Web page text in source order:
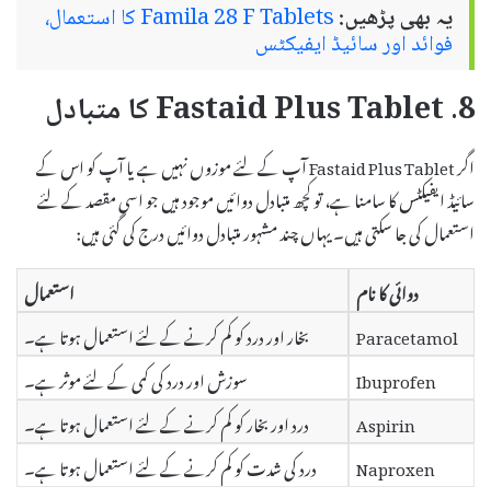
یہ بھی پڑھیں: Famila 28 F Tablets کا استعمال،
فوائد اور سائیڈ ایفیکٹس
8. Fastaid Plus Tablet کا متبادل
اگر Fastaid Plus Tablet آپ کے لئے موزوں نہیں ہے یا آپ کو اس کے
سائیڈ ایفیکٹس کا سامنا ہے، تو کچھ متبادل دوائیں موجود ہیں جو اسی مقصد کے لئے
استعمال کی جا سکتی ہیں۔ یہاں چند مشہور متبادل دوائیں درج کی گئی ہیں:
دوائی کا نام
استعمال
Paracetamol
بخار اور درد کو کم کرنے کے لئے استعمال ہوتا ہے۔
Ibuprofen
سوزش اور درد کی کمی کے لئے موثر ہے۔
Aspirin
درد اور بخار کو کم کرنے کے لئے استعمال ہوتا ہے۔
Naproxen
درد کی شدت کو کم کرنے کے لئے استعمال ہوتا ہے۔